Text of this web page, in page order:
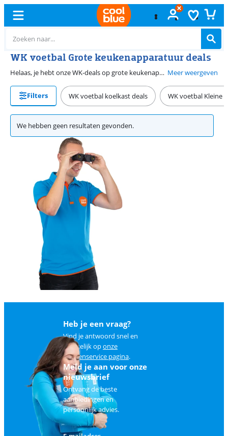
WK voetbal Grote keukenapparatuur deals
Helaas, je hebt onze WK-deals op grote keukenapparatuur weer gemist. Gelukkig hebben we tussendoor altijd leuke aanbiedingen. Wil je op je energiekosten besparen? Kies dan voor een energiezuinig model. Heb je een open keuken? Met een stille koelkast en vaatwasser heb je geen last van geluid. Wanneer je houdt van uitgebreid koken, is een inductie kookplaat met een flexibele kookzone een goede keus/ Hierop zet je een grillplaat, zodat je ook vlees en groenten grilt. Meer weergeven
Filters WK voetbal koelkast deals WK voetbal Kleine
We hebben geen resultaten gevonden.
Heb je een vraag?
Vind je antwoord snel en
makkelijk oponze
klantenservice pagina.
Meld je aan voor onze
nieuwsbrief
Ontvang de beste
aanbiedingen en
persoonlijk advies.